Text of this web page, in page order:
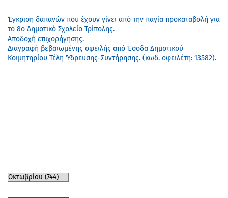
Έγκριση δαπανών που έχουν γίνει από την παγία προκαταβολή για
το 8ο Δημοτικό Σχολείο Τρίπολης.
Αποδοχή επιχορήγησης.
Διαγραφή βεβαιωμένης οφειλής από Έσοδα Δημοτικού
Κοιμητηρίου Τέλη Ύδρευσης-Συντήρησης. (κωδ. οφειλέτη: 13582).